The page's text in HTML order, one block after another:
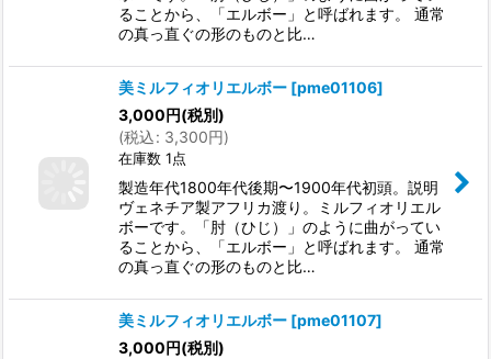
ることから、「エルボー」と呼ばれます。 通常
の真っ直ぐの形のものと比…
美ミルフィオリエルボー [pme01106]
3,000円(税別)
(税込: 3,300円)
在庫数 1点
製造年代1800年代後期〜1900年代初頭。説明
ヴェネチア製アフリカ渡り。ミルフィオリエル
ボーです。「肘（ひじ）」のように曲がってい
ることから、「エルボー」と呼ばれます。 通常
の真っ直ぐの形のものと比…
美ミルフィオリエルボー [pme01107]
3,000円(税別)